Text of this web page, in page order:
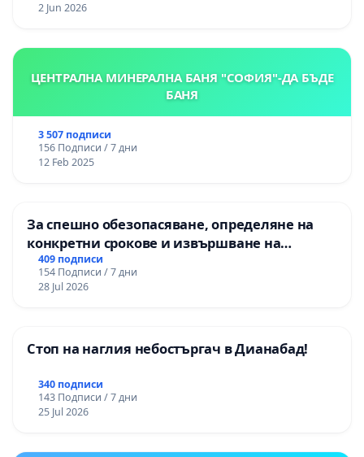
2 Jun 2026
ЦЕНТРАЛНА МИНЕРАЛНА БАНЯ "СОФИЯ"-ДА БЪДЕ
БАНЯ
3 507 подписи
156 Подписи / 7 дни
12 Feb 2025
За спешно обезопасяване, определяне на
конкретни срокове и извършване на
цялостна рехабилитация на
републиканския път между пътен възел АМ
„Тракия“ - гр. Ихтиман - с. Мирово - к.к.
409 подписи
154 Подписи / 7 дни
28 Jul 2026
Стоп на наглия небостъргач в Дианабад!
340 подписи
143 Подписи / 7 дни
25 Jul 2026